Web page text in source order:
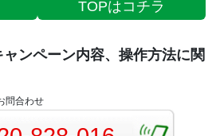
TOPはコチラ
ンペーン内容、操作方法に関
問合わせ